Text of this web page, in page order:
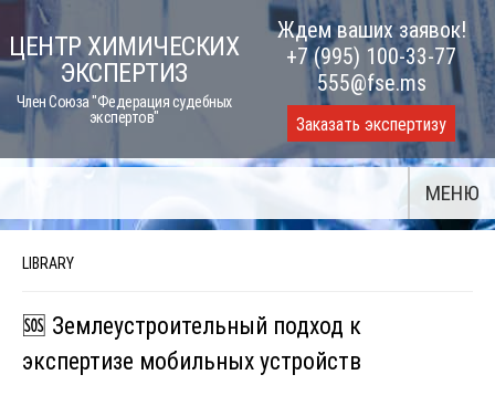
Skip
to
content
ЦЕНТР ХИМИЧЕСКИХ
ЭКСПЕРТИЗ
Член Союза "Федерация судебных
экспертов"
Ждем ваших заявок!
+7 (995) 100-33-77
555@fse.ms
Заказать экспертизу
МЕНЮ
LIBRARY
🆘 Землеустроительный подход к
экспертизе мобильных устройств